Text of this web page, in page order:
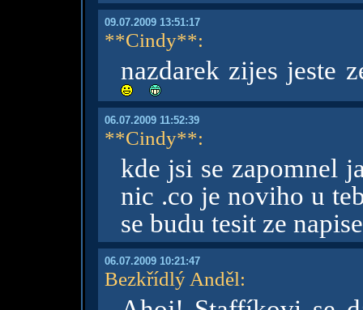
09.07.2009 13:51:17
**Cindy**:
nazdarek zijes jeste
06.07.2009 11:52:39
**Cindy**:
kde jsi se zapomnel
nic .co je noviho u
se budu tesit ze
06.07.2009 10:21:47
Bezkřídlý Anděl: